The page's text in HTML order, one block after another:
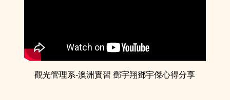
觀光管理系-澳洲實習 鄧宇翔鄧宇傑心得分享